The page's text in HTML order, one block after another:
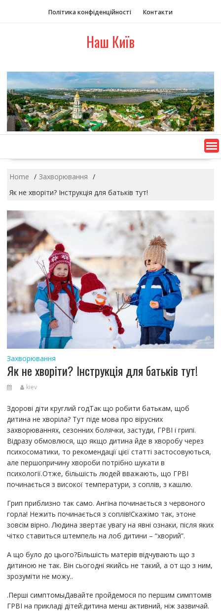
t
Політика конфіденційності Контакти
Наш Київ
Home
Захворювання
Як не хворіти? Інструкція для батьків тут!
Захворювання
Як не хворіти? Інструкція для батьків тут!
kiev
Здорові діти круглий годТак що робити батькам, щоб
дитина не хворіла? Тут піде мова про вірусних
захворюваннях, сезонних болячки, застуди, ГРВІ і грипі.
Відразу обмовлюся, що якщо дитина йде в хворобу через
психосоматики, то рекомендації цієї статті застосовуються,
але першопричину хвороби потрібно шукати в
психології.Отже, більшість людей вважають, що ГРВІ
починається з високої температури, з соплів, з кашлю.
Грип приблизно так само. Ангіна починається з червоного
горла! Нежить починається з соплів!Скажімо так, этоне
зовсім вірно. Людина звертає увагу на явні ознаки, після яких
чітко ставиться штемпель на лоб дитини – “хворий”.
А що було до цього?Більшість матерів відчувають що з
дитиною не так. Він сьогодні якийсь не такий, а от що з ним,
зрозуміти не можу..
.Перші симптомыДавайте пройдемося по першим симптомів
ГРВІ на прикладі дітей:дитина менш активний, ніж зазвичай.